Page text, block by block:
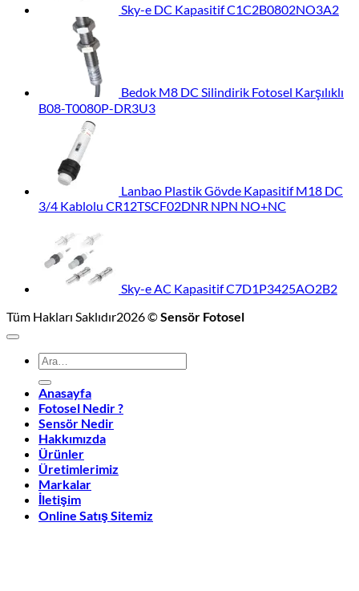
Sky-e DC Kapasitif C1C2B0802NO3A2
Bedok M8 DC Silindirik Fotosel Karşılıklı
B08-T0080P-DR3U3
Lanbao Plastik Gövde Kapasitif M18 DC
3/4 Kablolu CR12TSCF02DNR NPN NO+NC
Sky-e AC Kapasitif C7D1P3425AO2B2
Tüm Hakları Saklıdır2026 ©Sensör Fotosel
Ara:
Anasayfa
Fotosel Nedir ?
Sensör Nedir
Hakkımızda
Ürünler
Üretimlerimiz
Markalar
İletişim
Online Satış Sitemiz